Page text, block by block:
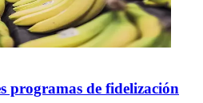
programas de fidelización